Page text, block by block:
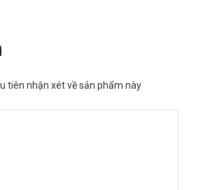
tiên nhận xét về sản phẩm này